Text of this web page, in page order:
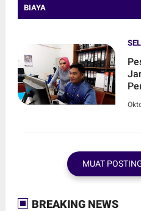
BIAYA
MUAT
BREAKING NEWS